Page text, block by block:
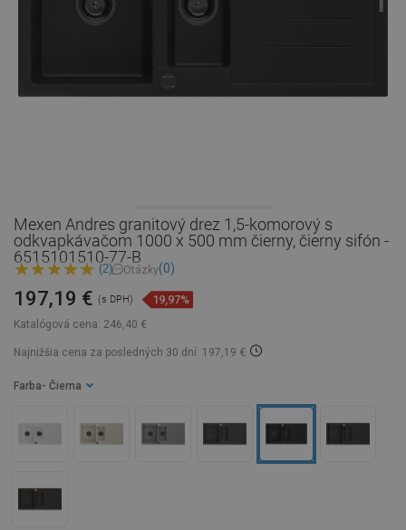
Mexen Andres granitový drez 1,5-komorový s
odkvapkávačom 1000 x 500 mm čierny, čierny sifón -
6515101510-77-B
(2) Otázky(0)
Katalógová cena: 246,40 €
197,19 € (s DPH) 19,97%
Najnižšia cena za posledných 30 dní: 197,19 €
Farba - Čierna